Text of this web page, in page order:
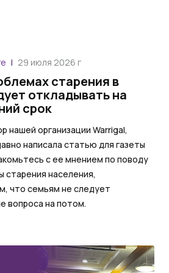
29 июля 2026 г
старения в
откладывать на
срок
нашей организации Warrigal,
написала статью для газеты
с ее мнением по поводу
старения населения,
что семьям не следует
вопроса на потом.